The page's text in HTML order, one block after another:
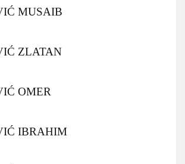
MUSAIB
ZLATAN
OMER
IBRAHIM